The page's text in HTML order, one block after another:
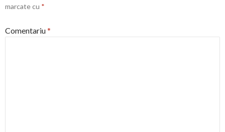
marcate cu *
Comentariu*